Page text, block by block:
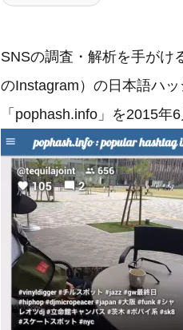
SNSの調査・解析を手がけ
のInstagram）の日本語ハ
「pophash.info」を2015